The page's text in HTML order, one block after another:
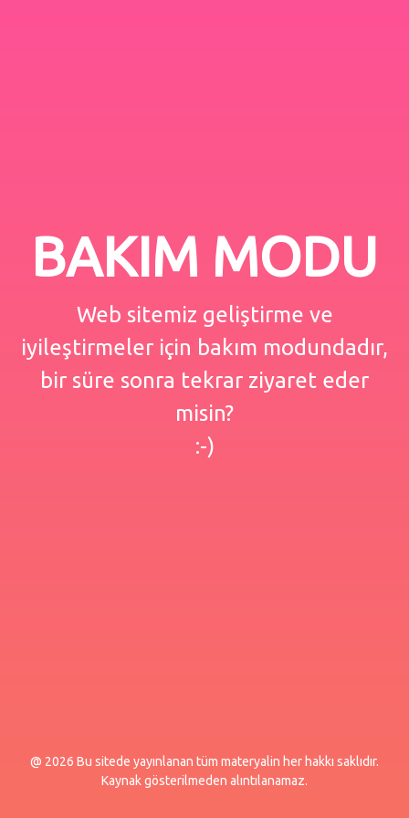
BAKIM MODU
Web sitemiz geliştirme ve
iyileştirmeler için bakım modundadır,
bir süre sonra tekrar ziyaret eder
misin?
:-)
@ 2026 Bu sitede yayınlanan tüm materyalin her hakkı saklıdır.
Kaynak gösterilmeden alıntılanamaz.